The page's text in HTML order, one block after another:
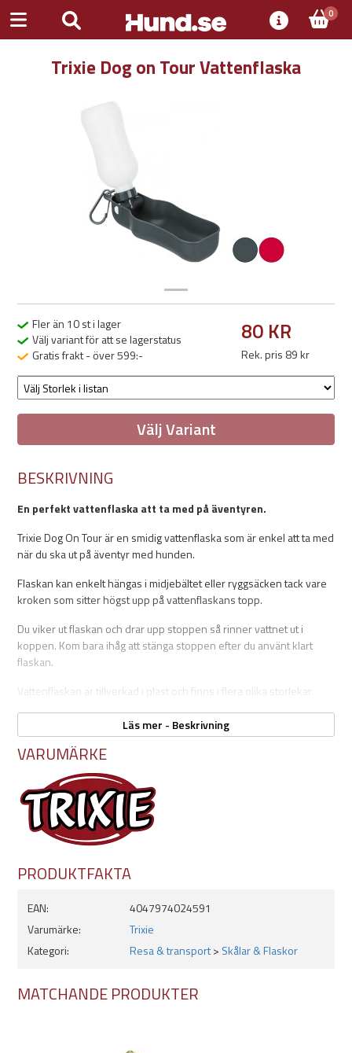
0
Trixie Dog on Tour Vattenflaska
Fler än 10 st i lager
Välj variant för att se lagerstatus
Gratis frakt - över 599:-
80 KR
Rek. pris 89 kr
Välj Variant
BESKRIVNING
En perfekt vattenflaska att ta med på äventyren.
Trixie Dog On Tour är en smidig vattenflaska som är enkel att ta med
när du ska ut på äventyr med hunden.
Flaskan kan enkelt hängas i midjebältet eller ryggsäcken tack vare
kroken som sitter högst upp på vattenflaskans topp.
Du viker ut flaskan och drar upp stoppen så rinner vattnet ut i
koppen. Kom bara ihåg att stänga stoppen efter du använt klart
flaskan.
Vattenflaskan är tillverkad i plast och finns i flera olika storlekar.
Egenskaper:
Finns i 3 storlekar
- 250ml
- 500ml
- 700ml
Smidig att ta med
Alltid fräscht vatten
Säljs i mixfärg
Läs mer - Beskrivning
VARUMÄRKE
PRODUKTFAKTA
EAN:
4047974024591
Varumärke:
Trixie
Kategori:
Resa & transport> Skålar & Flaskor
MATCHANDE PRODUKTER